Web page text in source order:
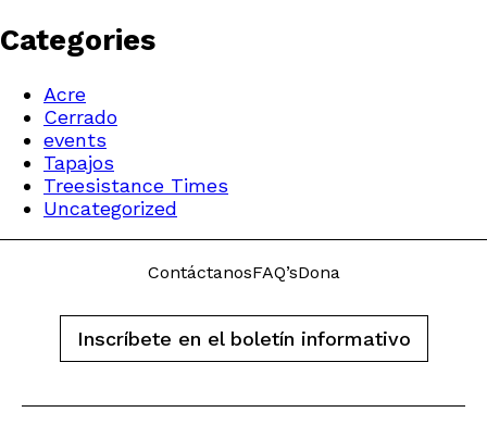
Categories
Acre
Cerrado
events
Tapajos
Treesistance Times
Uncategorized
ContáctanosFAQ’sDona
Inscríbete en el boletín informativo